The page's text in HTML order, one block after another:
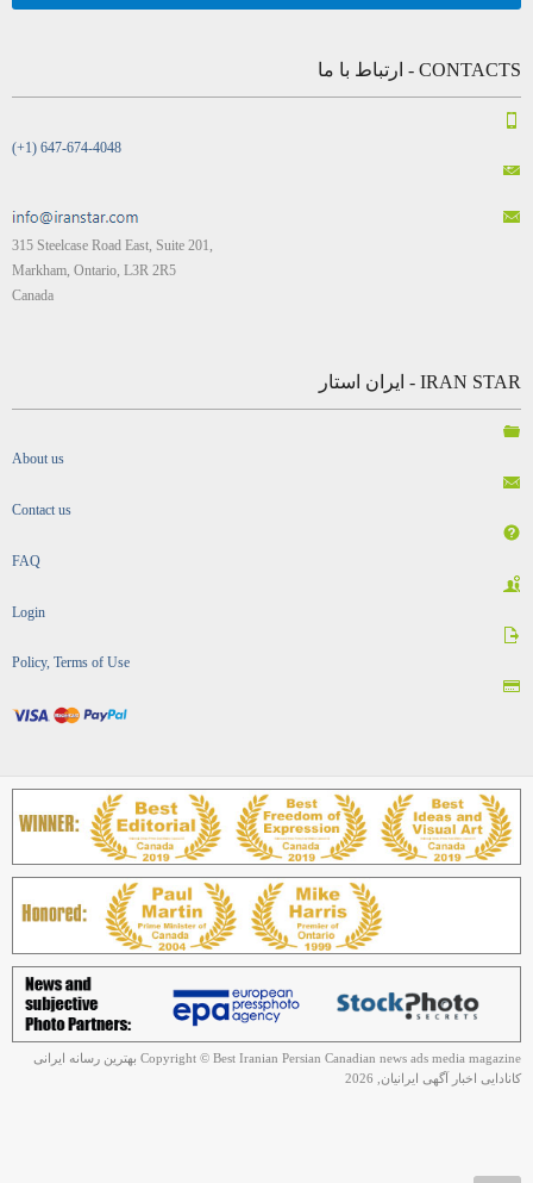
CONTACTS - ارتباط با ما
(+1) 647-674-4048
315 Steelcase Road East, Suite 201,
Markham, Ontario, L3R 2R5
Canada
IRAN STAR - ایران استار
About us
Contact us
FAQ
Login
Policy, Terms of Use
Copyright © Best Iranian Persian Canadian news ads media magazine بهترین رسانه ایرانی
کانادایی اخبار آگهی ایرانیان, 2026